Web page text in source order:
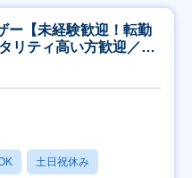
ー【未経験歓迎！転勤
リティ高い方歓迎／土
土日祝休み